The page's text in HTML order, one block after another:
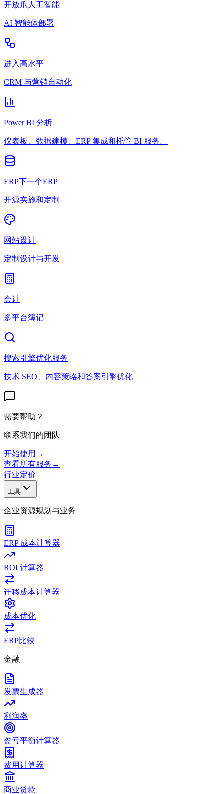
开放爪人工智能
AI 智能体部署
进入高水平
CRM 与营销自动化
Power BI 分析
仪表板、数据建模、ERP 集成和托管 BI 服务。
ERP下一个ERP
开源实施和定制
网站设计
定制设计与开发
会计
多平台簿记
搜索引擎优化服务
技术 SEO、内容策略和答案引擎优化
需要帮助？
联系我们的团队
开始使用 →
查看所有服务 →
行业定价
工具
企业资源规划与业务
ERP 成本计算器
ROI 计算器
迁移成本计算器
成本优化
ERP比较
金融
发票生成器
利润率
盈亏平衡计算器
费用计算器
商业贷款